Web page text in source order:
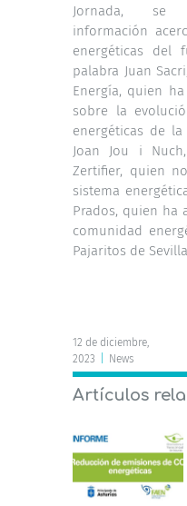
Jornada, se
información
energéticas del
palabra Juan
Energía, quien
sobre la
energéticas de la
Joan Jou i
Zertifier, quien
sistema
Prados, quien ha
comunidad
Pajaritos de
12 de diciembre,
2023
News
Artículos